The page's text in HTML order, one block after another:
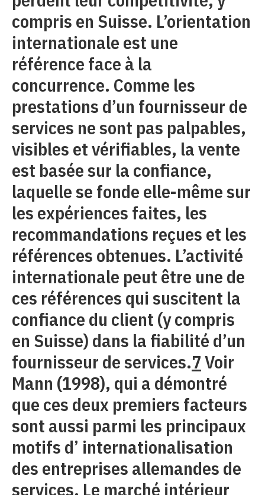
compris en Suisse. L’orientation
internationale est une
référence face à la
concurrence. Comme les
prestations d’un fournisseur de
services ne sont pas palpables,
visibles et vérifiables, la vente
est basée sur la confiance,
laquelle se fonde elle-même sur
les expériences faites, les
recommandations reçues et les
références obtenues. L’activité
internationale peut être une de
ces références qui suscitent la
confiance du client (y compris
en Suisse) dans la fiabilité d’un
fournisseur de services.7Voir
Mann (1998), qui a démontré
que ces deux premiers facteurs
sont aussi parmi les principaux
motifs d’ internationalisation
des entreprises allemandes de
services. Le marché intérieur